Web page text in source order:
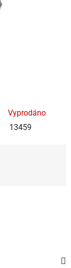
Vyprodáno
13459